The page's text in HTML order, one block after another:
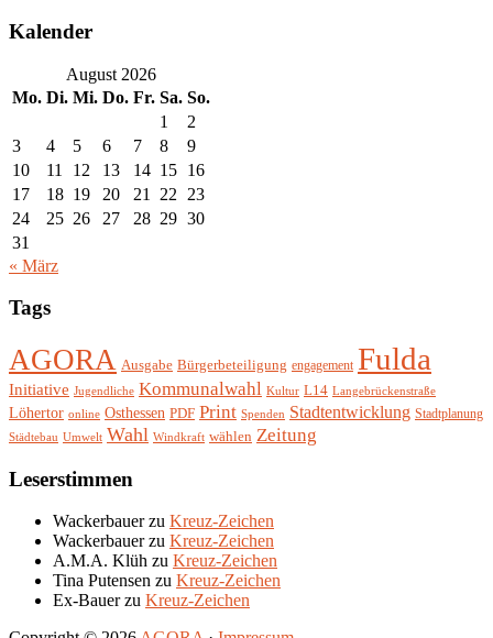
Kalender
August 2026
Mo. Di. Mi. Do. Fr. Sa. So.
1
2
3
4 5 6 7 8
9
10
11 12 13 14 15 16
17
18 19 20 21 22
23
24
25 26 27 28 29 30
31
« März
Tags
AGORA Ausgabe Bürgerbeteiligung engagement Fulda
Initiative Jugendliche Kommunalwahl Kultur L14 Langebrückenstraße
Löhertor online Osthessen PDF Print Spenden Stadtentwicklung Stadtplanung
Städtebau Umwelt Wahl Windkraft wählen Zeitung
Leserstimmen
Wackerbauerzu Kreuz-Zeichen
Wackerbauerzu Kreuz-Zeichen
A.M.A. Klüh zu Kreuz-Zeichen
Tina Putensen zu Kreuz-Zeichen
Ex-Bauerzu Kreuz-Zeichen